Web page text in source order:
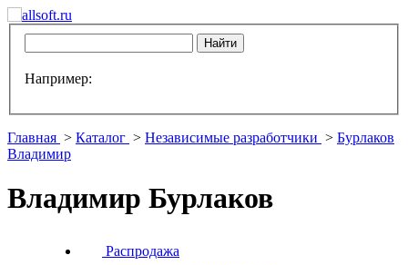
Например:
Главная > Каталог > Независимые разработчики > Бурлаков
Владимир
Владимир Бурлаков
Распродажа